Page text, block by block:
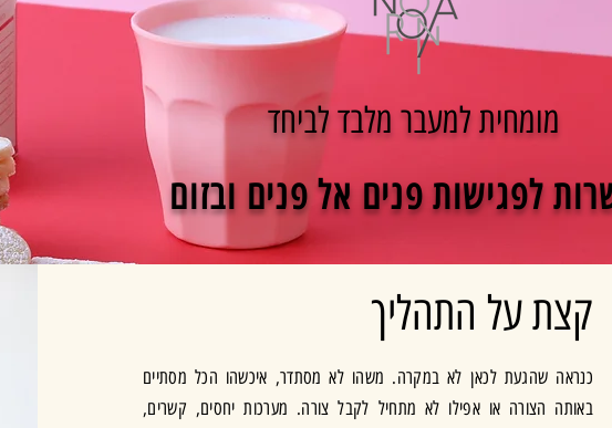
מומחית למעבר מלבד לביחד
לפגישות פנים אל פנים ובזום
קצת על התהליך
כנראה שהגעת לכאן לא במקרה. משהו לא מסתדר, איכשהו הכל מסתיים
באותה הצורה או אפילו לא מתחיל לקבל צורה. מערכות יחסים, קשרים,